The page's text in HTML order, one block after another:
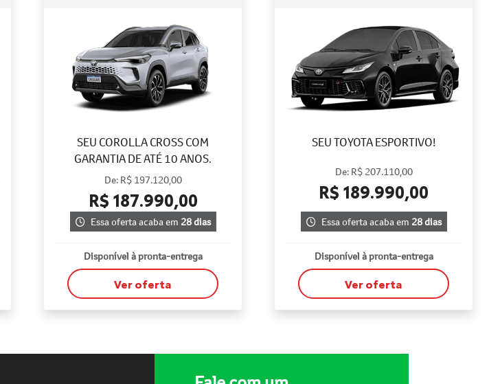
SEU COROLLA CROSS COM
GARANTIA DE ATÉ 10 ANOS.
De: R$ 197.120,00
R$ 187.990,00
Essa oferta acaba em 28 dias
Disponível à pronta-entrega
Ver oferta
SEU TOYOTA ESPORTIVO!
De: R$ 207.110,00
R$ 189.990,00
Essa oferta acaba em 28 dias
Disponível à pronta-entrega
Ver oferta